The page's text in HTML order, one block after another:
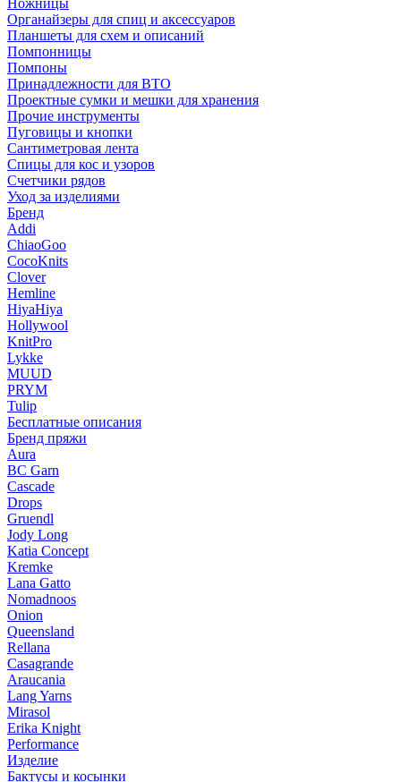
Ножницы
Органайзеры для спиц и аксессуаров
Планшеты для схем и описаний
Помпонницы
Помпоны
Принадлежности для ВТО
Проектные сумки и мешки для хранения
Прочие инструменты
Пуговицы и кнопки
Сантиметровая лента
Спицы для кос и узоров
Счетчики рядов
Уход за изделиями
Бренд
Addi
ChiaoGoo
CocoKnits
Clover
Hemline
HiyaHiya
Hollywool
KnitPro
Lykke
MUUD
PRYM
Tulip
Бесплатные описания
Бренд пряжи
Aura
BC Garn
Cascade
Drops
Gruendl
Jody Long
Katia Concept
Kremke
Lana Gatto
Nomadnoos
Onion
Queensland
Rellana
Casagrande
Araucania
Lang Yarns
Mirasol
Erika Knight
Performance
Изделие
Бактусы и косынки